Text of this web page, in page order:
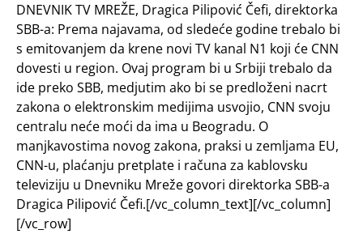
DNEVNIK TV MREŽE, Dragica Pilipović Čefi, direktorka
SBB-a: Prema najavama, od sledeće godine trebalo bi
s emitovanjem da krene novi TV kanal N1 koji će CNN
dovesti u region. Ovaj program bi u Srbiji trebalo da
ide preko SBB, medjutim ako bi se predloženi nacrt
zakona o elektronskim medijima usvojio, CNN svoju
centralu neće moći da ima u Beogradu. O
manjkavostima novog zakona, praksi u zemljama EU,
CNN-u, plaćanju pretplate i računa za kablovsku
televiziju u Dnevniku Mreže govori direktorka SBB-a
Dragica Pilipović Čefi.[/vc_column_text][/vc_column]
[/vc_row]